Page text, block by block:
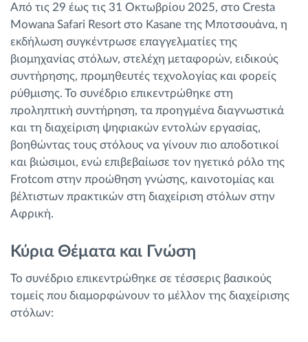
Από τις 29 έως τις 31 Οκτωβρίου 2025, στο Cresta
Mowana Safari Resort στο Kasane της Μποτσουάνα, η
εκδήλωση συγκέντρωσε επαγγελματίες της
βιομηχανίας στόλων, στελέχη μεταφορών, ειδικούς
συντήρησης, προμηθευτές τεχνολογίας και φορείς
ρύθμισης. Το συνέδριο επικεντρώθηκε στη
προληπτική συντήρηση, τα προηγμένα διαγνωστικά
και τη διαχείριση ψηφιακών εντολών εργασίας,
βοηθώντας τους στόλους να γίνουν πιο αποδοτικοί
και βιώσιμοι, ενώ επιβεβαίωσε τον ηγετικό ρόλο της
Frotcom στην προώθηση γνώσης, καινοτομίας και
βέλτιστων πρακτικών στη διαχείριση στόλων στην
Αφρική.
Κύρια Θέματα και Γνώση
Το συνέδριο επικεντρώθηκε σε τέσσερις βασικούς
τομείς που διαμορφώνουν το μέλλον της διαχείρισης
στόλων: